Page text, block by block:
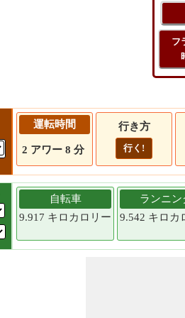
フ
運転時間
2 アワー 8 分
行き方
行く!
自転車
9.917 キロカロリー
ランニン
9.542 キロカ